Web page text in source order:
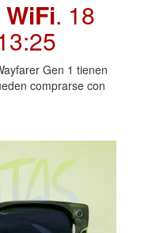
. 18
Gen 1 tienen
comprarse con